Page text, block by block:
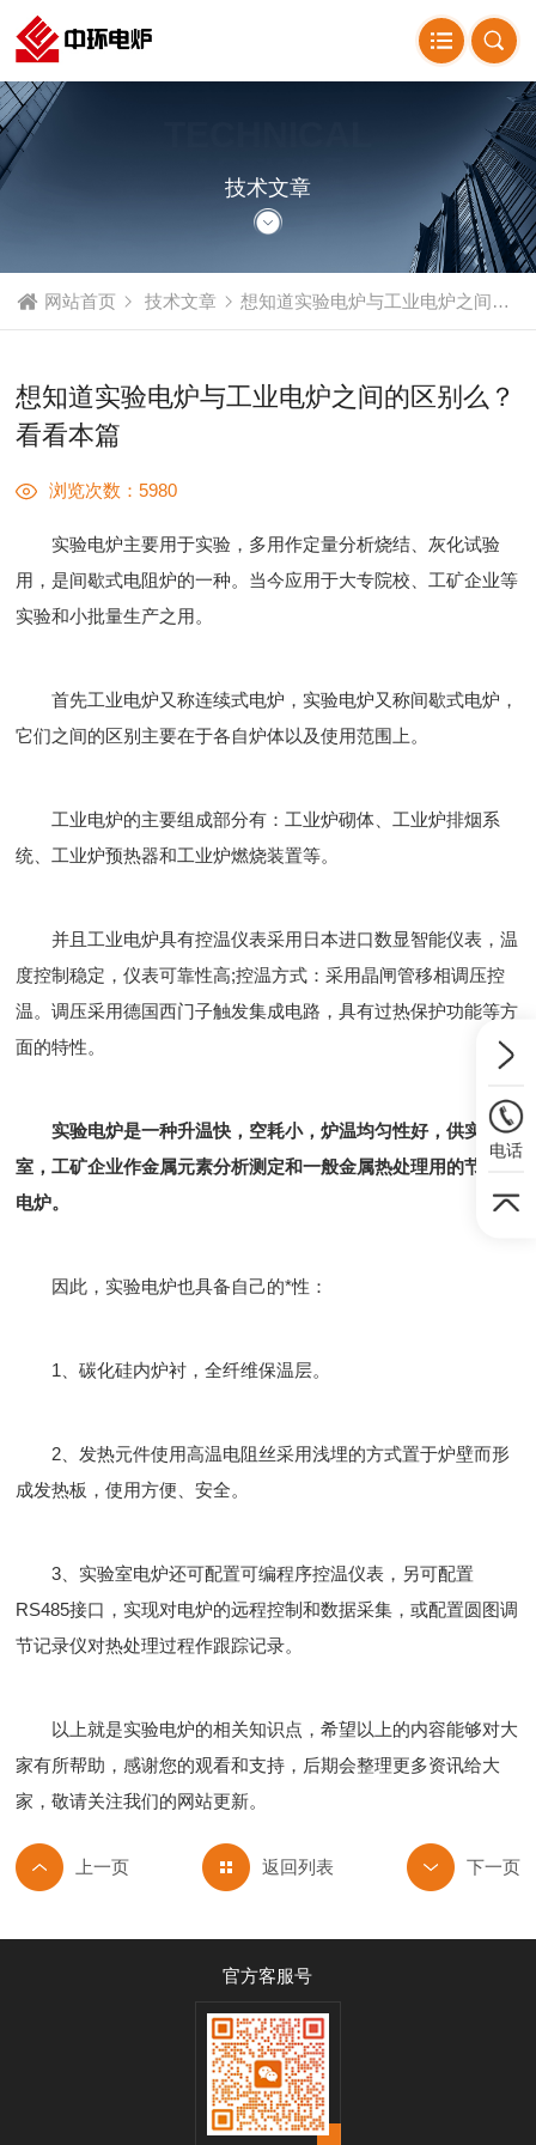
ARTICLE
技术文章
网站首页 技术文章 想知道实验电炉与工业电炉之间的区别么？看看本篇
想知道实验电炉与工业电炉之间的区别么？
看看本篇
浏览次数：5980
实验电炉主要用于实验，多用作定量分析烧结、灰化试验
用，是间歇式电阻炉的一种。当今应用于大专院校、工矿企业等
实验和小批量生产之用。
首先工业电炉又称连续式电炉，实验电炉又称间歇式电炉，
它们之间的区别主要在于各自炉体以及使用范围上。
工业电炉的主要组成部分有：工业炉砌体、工业炉排烟系
统、工业炉预热器和工业炉燃烧装置等。
并且工业电炉具有控温仪表采用日本进口数显智能仪表，温
度控制稳定，仪表可靠性高;控温方式：采用晶闸管移相调压控
温。调压采用德国西门子触发集成电路，具有过热保护功能等方
面的特性。
实验电炉是一种升温快，空耗小，炉温均匀性好，供实验
室，工矿企业作金属元素分析测定和一般金属热处理用的节约型
电炉。
因此，实验电炉也具备自己的*性：
1、碳化硅内炉衬，全纤维保温层。
2、发热元件使用高温电阻丝采用浅埋的方式置于炉壁而形
成发热板，使用方便、安全。
3、实验室电炉还可配置可编程序控温仪表，另可配置
RS485接口，实现对电炉的远程控制和数据采集，或配置圆图调
节记录仪对热处理过程作跟踪记录。
以上就是实验电炉的相关知识点，希望以上的内容能够对大
家有所帮助，感谢您的观看和支持，后期会整理更多资讯给大
家，敬请关注我们的网站更新。
返回列表
官方客服号
电话